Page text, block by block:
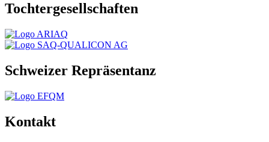
Tochtergesellschaften
Schweizer Repräsentanz
Kontakt